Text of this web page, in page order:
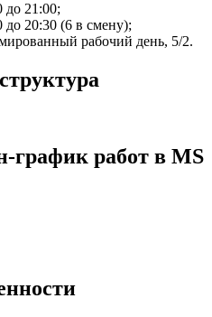
до 21:00;
до 20:30 (6 в смену);
рабочий день, 5/2.
график работ в MS